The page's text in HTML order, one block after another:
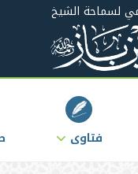
لسماحة الشيخ
فتاوى